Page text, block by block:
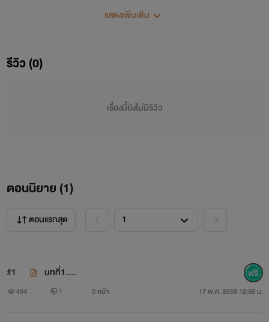
นักล่า มาร์ส เบโลเซรอฟ วัย 31 ปี
ความทรงจำในวัยเด็กทำให้เขาย้วนกลับตามหาบางสิ่งบางอย่างที่
ทำตัวเป็นมิฉาชีพ เธอทำกับเขาได้อย่างแสบนักจนต้องเอาคืน
มาเฟียอย่างเขาจะยอมให้เธอหยาบได้อย่างไร
แสดงเพิ่มเติม
รีวิว (0)
เรื่องนี้ยังไม่มีรีวิว
ตอนนิยาย (1)
ตอนแรกสุด
#1 บทที่1....
494 1 0 หน้า 17 พ.ค. 2559 12:56 น.